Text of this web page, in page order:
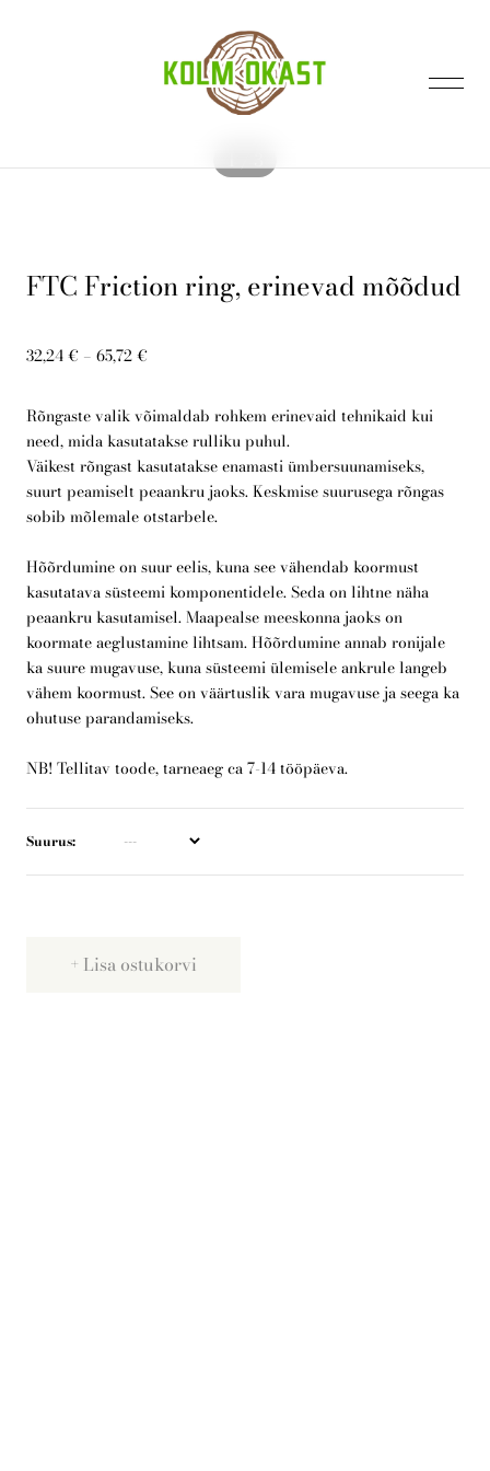
E-pood
FTC Friction ring, erinevad mõõdud
32,24 € – 65,72 €
Rõngaste valik võimaldab rohkem erinevaid tehnikaid kui
need, mida kasutatakse rulliku puhul.
Väikest rõngast kasutatakse enamasti ümbersuunamiseks,
suurt peamiselt peaankru jaoks. Keskmise suurusega rõngas
sobib mõlemale otstarbele.
Hõõrdumine on suur eelis, kuna see vähendab koormust
kasutatava süsteemi komponentidele. Seda on lihtne näha
peaankru kasutamisel. Maapealse meeskonna jaoks on
koormate aeglustamine lihtsam. Hõõrdumine annab ronijale
ka suure mugavuse, kuna süsteemi ülemisele ankrule langeb
vähem koormust. See on väärtuslik vara mugavuse ja seega ka
ohutuse parandamiseks.
NB! Tellitav toode, tarneaeg ca 7-14 tööpäeva.
Suurus
Lisa ostukorvi